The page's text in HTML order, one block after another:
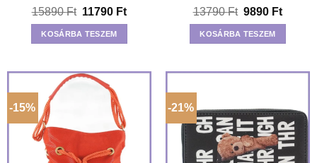
15890Ft Original
price
was:
15890 Ft.
11790 FtCurrent
price
11790 Ft.
KOSÁRBA TESZEM
13790Ft Original
price
was:
13790 Ft.
9890 Ft
price
9890
KOSÁRBA TESZEM
-15% -21%